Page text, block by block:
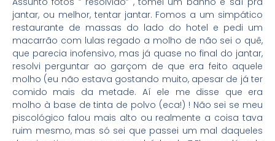
jantar, ou melhor, tentar jantar. Fomos a um simpático
restaurante de massas do lado do hotel e pedi um
macarrão com lulas regado a molho de não sei o quê,
que parecia inofensivo, mas já quase no final do jantar,
resolvi perguntar ao garçom de que era feito aquele
molho (eu não estava gostando muito, apesar de já ter
comido mais da metade. Aí ele me disse que era
molho à base de tinta de polvo (eca!) ! Não sei se meu
piscológico falou mais alto ou realmente a coisa tava
ruim mesmo, mas só sei que passei um mal daqueles